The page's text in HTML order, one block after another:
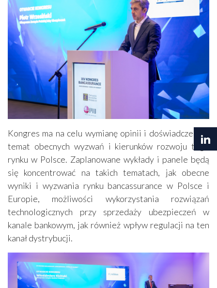
Kongres ma na celu wymianę opinii i doświadczeń na
temat obecnych wyzwań i kierunków rozwoju tego
rynku w Polsce. Zaplanowane wykłady i panele będą
się koncentrować na takich tematach, jak obecne
wyniki i wyzwania rynku bancassurance w Polsce i
Europie, możliwości wykorzystania rozwiązań
technologicznych przy sprzedaży ubezpieczeń w
kanale bankowym, jak również wpływ regulacji na ten
kanał dystrybucji.